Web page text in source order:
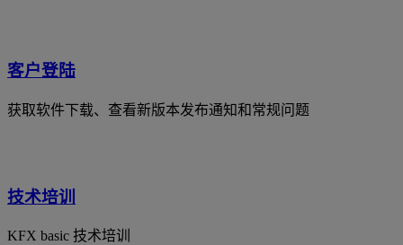
客户登陆
获取软件下载、查看新版本发布通知和常规问题
技术培训
KFX basic 技术培训